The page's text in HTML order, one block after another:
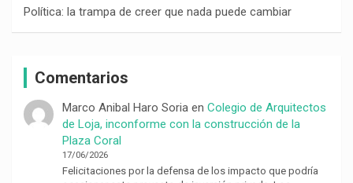
Política: la trampa de creer que nada puede cambiar
Comentarios
Marco Anibal Haro Soria en Colegio de Arquitectos
de Loja, inconforme con la construcción de la
Plaza Coral
17/06/2026
Felicitaciones por la defensa de los impacto que podría